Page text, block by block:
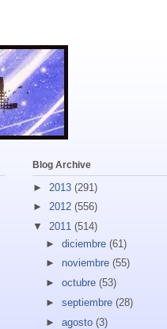
Blog Archive
► 2013 (291)
► 2012 (556)
▼ 2011 (514)
► diciembre (61)
► noviembre (55)
► octubre (53)
► septiembre (28)
► agosto (3)